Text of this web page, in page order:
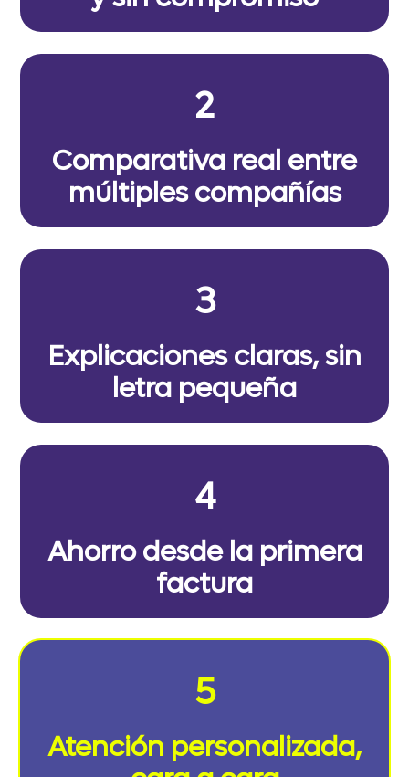
2
Comparativa real entre
múltiples compañías
3
Explicaciones claras, sin
letra pequeña
4
Ahorro desde la primera
factura
5
Atención personalizada,